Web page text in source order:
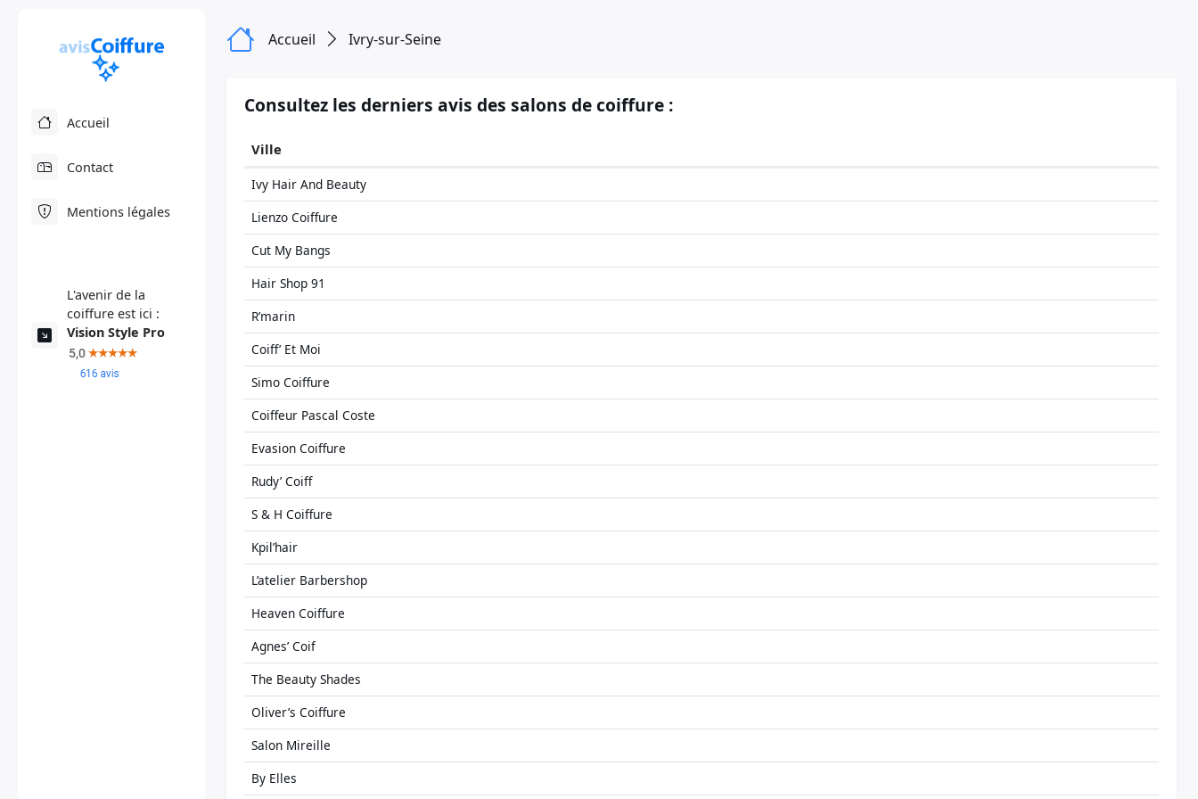
Accueil
Contact
Mentions légales
L'avenir de la
coiffure est ici :
Vision Style Pro
Accueil Ivry-sur-Seine
Consultez les derniers avis des salons de coiffure :
Ville
Ivy Hair And Beauty
Lienzo Coiffure
Cut My Bangs
Hair Shop 91
R’marin
Coiff’ Et Moi
Simo Coiffure
Coiffeur Pascal Coste
Evasion Coiffure
Rudy’ Coiff
S & H Coiffure
Kpil’hair
L’atelier Barbershop
Heaven Coiffure
Agnes’ Coif
The Beauty Shades
Oliver’s Coiffure
Salon Mireille
By Elles